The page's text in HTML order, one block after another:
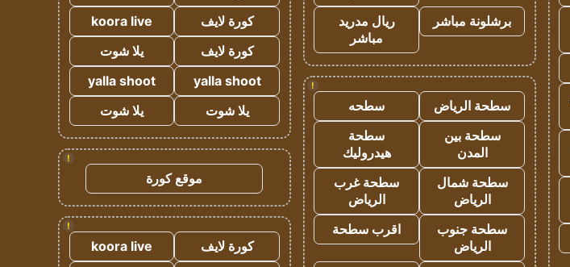
برشلونة مباشر
ريال مدريد
مباشر
!
سطحة الرياض
سطحه
سطحة بين
المدن
سطحة
هيدروليك
سطحة شمال
الرياض
سطحة غرب
الرياض
سطحة جنوب
الرياض
اقرب سطحة
كورة لايف
koora live
كورة لايف
يلا شوت
yalla shoot
yalla shoot
يلا شوت
يلا شوت
!
موقع كورة
!
كورة لايف
koora live